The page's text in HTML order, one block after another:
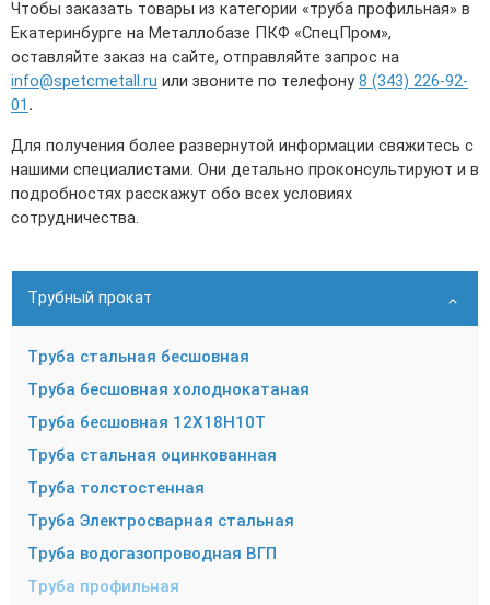
Трубный прокат
Труба стальная бесшовная
Труба бесшовная холоднокатаная
Труба бесшовная 12Х18Н10Т
Труба стальная оцинкованная
Труба толстостенная
Труба Электросварная стальная
Труба водогазопроводная ВГП
Труба профильная
Чтобы заказать товары из категории «труба профильная» в
Екатеринбурге на Металлобазе ПКФ «СпецПром»,
оставляйте заказ на сайте, отправляйте запрос на
info@spetcmetall.ru или звоните по телефону 8 (343) 226-92-
01 .
Для получения более развернутой информации свяжитесь с
нашими специалистами. Они детально проконсультируют и в
подробностях расскажут обо всех условиях
сотрудничества.